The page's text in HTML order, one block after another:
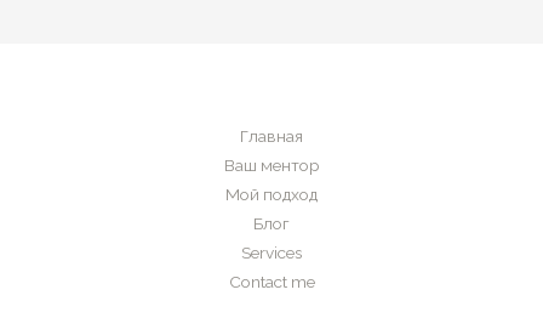
Главная
Ваш ментор
Мой подход
Блог
Services
Contact me